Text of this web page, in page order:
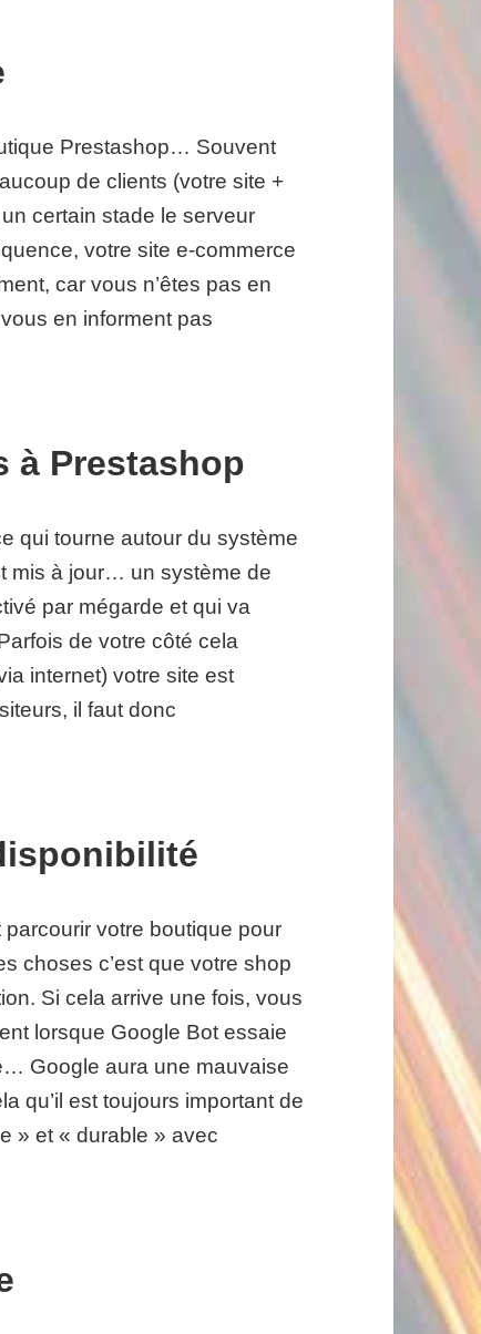
Prestashop… Souvent
de clients (votre site +
certain stade le serveur
votre site e-commerce
car vous n’êtes pas en
en informent pas
à Prestashop
qui tourne autour du système
mis à jour… un système de
par mégarde et qui va
de votre côté cela
internet) votre site est
il faut donc
votre boutique pour
choses c’est que votre shop
Si cela arrive une fois, vous
lorsque Google Bot essaie
Google aura une mauvaise
qu’il est toujours important de
» et « durable » avec